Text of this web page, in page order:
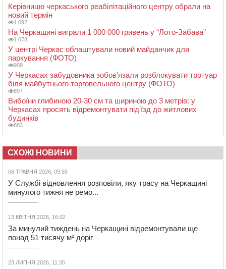
Керівницю черкаського реабілітаційного центру обрали на
новий термін
1 092
На Черкащині виграли 1 000 000 гривень у “Лото-Забава”
1 078
У центрі Черкас облаштували новий майданчик для
паркування (ФОТО)
909
У Черкасах забудовника зобов’язали розблокувати тротуар
біля майбутнього торговельного центру (ФОТО)
897
Вибоїни глибиною 20-30 см та шириною до 3 метрів: у
Черкасах просять відремонтувати під’їзд до житлових
будинків
883
СХОЖІ НОВИНИ
06 ТРАВНЯ 2026, 09:55
У Службі відновлення розповіли, яку трасу на Черкащині
минулого тижня не ремо...
13 КВІТНЯ 2026, 16:02
За минулий тиждень на Черкащині відремонтували ще
понад 51 тисячу м² доріг
23 ЛИПНЯ 2026, 11:35